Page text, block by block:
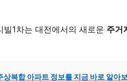
1차는 대전에서의 새로운 주거
복합 아파트 정보를 지금 바로 알아